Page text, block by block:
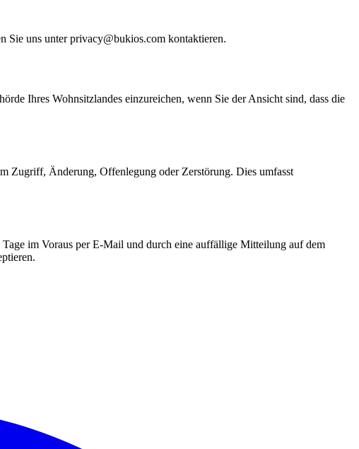
Sie uns unter privacy@bukios.com kontaktieren.
Ihres Wohnsitzlandes einzureichen, wenn Sie der Ansicht sind, dass die
Zugriff, Änderung, Offenlegung oder Zerstörung. Dies umfasst
im Voraus per E-Mail und durch eine auffällige Mitteilung auf dem